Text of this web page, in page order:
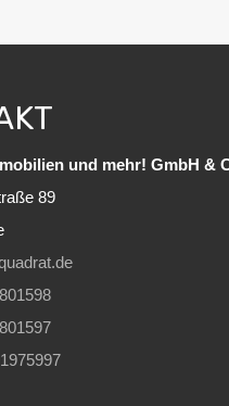
und mehr! GmbH &
89